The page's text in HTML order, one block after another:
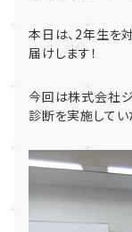
本日は、2年生を
届けします！
今回は株式会社
診断を実施してい